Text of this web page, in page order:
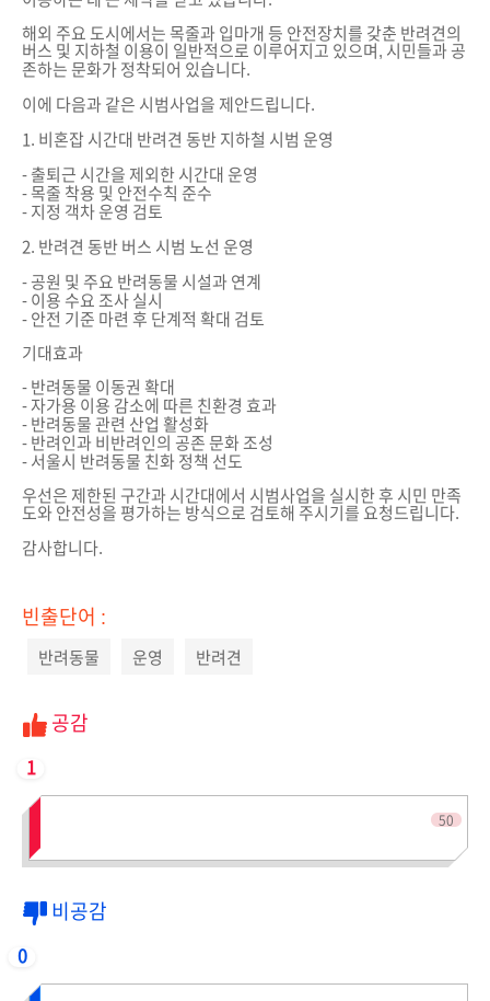
해외 주요 도시에서는 목줄과 입마개 등 안전장치를 갖춘 반려견의
버스 및 지하철 이용이 일반적으로 이루어지고 있으며, 시민들과 공
존하는 문화가 정착되어 있습니다.
이에 다음과 같은 시범사업을 제안드립니다.
1. 비혼잡 시간대 반려견 동반 지하철 시범 운영
- 출퇴근 시간을 제외한 시간대 운영
- 목줄 착용 및 안전수칙 준수
- 지정 객차 운영 검토
2. 반려견 동반 버스 시범 노선 운영
- 공원 및 주요 반려동물 시설과 연계
- 이용 수요 조사 실시
- 안전 기준 마련 후 단계적 확대 검토
기대효과
- 반려동물 이동권 확대
- 자가용 이용 감소에 따른 친환경 효과
- 반려동물 관련 산업 활성화
- 반려인과 비반려인의 공존 문화 조성
- 서울시 반려동물 친화 정책 선도
우선은 제한된 구간과 시간대에서 시범사업을 실시한 후 시민 만족
도와 안전성을 평가하는 방식으로 검토해 주시기를 요청드립니다.
감사합니다.
빈출단어 :
반려동물 운영 반려견
공감
1
50
비공감
0